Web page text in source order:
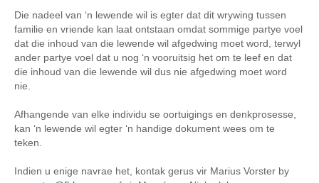
Die nadeel van ‘n lewende wil is egter dat dit wrywing tussen
familie en vriende kan laat ontstaan omdat sommige partye voel
dat die inhoud van die lewende wil afgedwing moet word, terwyl
ander partye voel dat u nog ‘n vooruitsig het om te leef en dat
die inhoud van die lewende wil dus nie afgedwing moet word
nie.
Afhangende van elke individu se oortuigings en denkprosesse,
kan ‘n lewende wil egter ‘n handige dokument wees om te
teken.
Indien u enige navrae het, kontak gerus vir Marius Vorster by